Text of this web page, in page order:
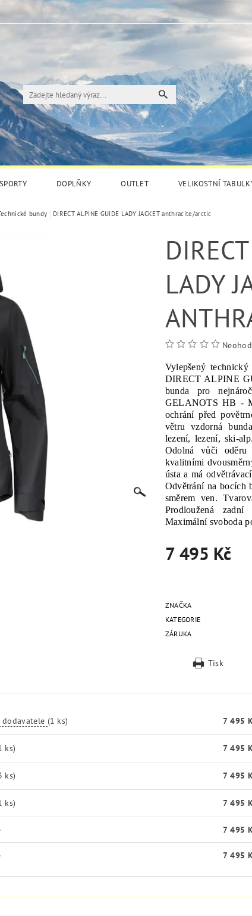
SPORTY DOPLŇKY OUTLET VELIKOSTNÍ
bundy DIRECT ALPINE GUIDE LADY JACKET anthracite/arctic
LADY
Vylepšený
DIRECT ALPINE
bunda pro
GELANOTS HB -
ochrání před
větru vzdorná
lezení, lezení, ski-
Odolná vůči oděru
kvalitními
ústa a má
Odvětrání na bocích
směrem ven.
Prodloužená
Maximální svoboda
7 495 Kč
ZNAČKA
KATEGORIE
ZÁRUKA
Tisk
dodavatele (1 ks) 7 495
ks) 7 495
ks) 7 495
ks) 7 495
7 495
7 495